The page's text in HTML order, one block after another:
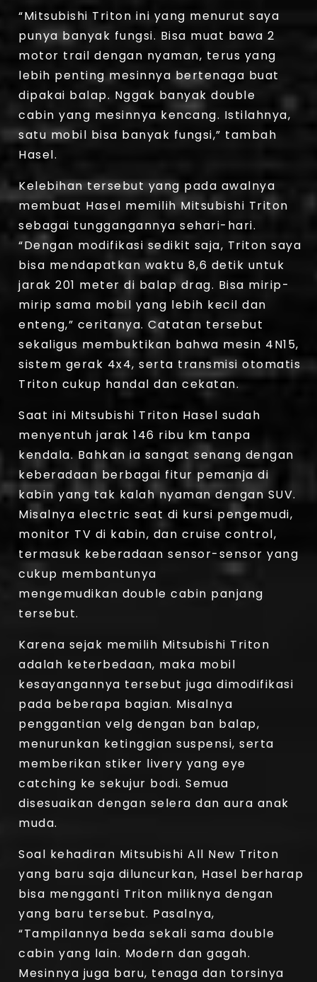
“Mitsubishi Triton ini yang menurut saya
punya banyak fungsi. Bisa muat bawa 2
motor trail dengan nyaman, terus yang
lebih penting mesinnya bertenaga buat
dipakai balap. Nggak banyak double
cabin yang mesinnya kencang. Istilahnya,
satu mobil bisa banyak fungsi,” tambah
Hasel.
Kelebihan tersebut yang pada awalnya
membuat Hasel memilih Mitsubishi Triton
sebagai tunggangannya sehari-hari.
“Dengan modifikasi sedikit saja, Triton saya
bisa mendapatkan waktu 8,6 detik untuk
jarak 201 meter di balap drag. Bisa mirip-
mirip sama mobil yang lebih kecil dan
enteng,” ceritanya. Catatan tersebut
sekaligus membuktikan bahwa mesin 4N15,
sistem gerak 4x4, serta transmisi otomatis
Triton cukup handal dan cekatan.
Saat ini Mitsubishi Triton Hasel sudah
menyentuh jarak 146 ribu km tanpa
kendala. Bahkan ia sangat senang dengan
keberadaan berbagai fitur pemanja di
kabin yang tak kalah nyaman dengan SUV.
Misalnya electric seat di kursi pengemudi,
monitor TV di kabin, dan cruise control,
termasuk keberadaan sensor-sensor yang
cukup membantunya
mengemudikan double cabin panjang
tersebut.
Karena sejak memilih Mitsubishi Triton
adalah keterbedaan, maka mobil
kesayangannya tersebut juga dimodifikasi
pada beberapa bagian. Misalnya
penggantian velg dengan ban balap,
menurunkan ketinggian suspensi, serta
memberikan stiker livery yang eye
catching ke sekujur bodi. Semua
disesuaikan dengan selera dan aura anak
muda.
Soal kehadiran Mitsubishi All New Triton
yang baru saja diluncurkan, Hasel berharap
bisa mengganti Triton miliknya dengan
yang baru tersebut. Pasalnya,
“Tampilannya beda sekali sama double
cabin yang lain. Modern dan gagah.
Mesinnya juga baru, tenaga dan torsinya